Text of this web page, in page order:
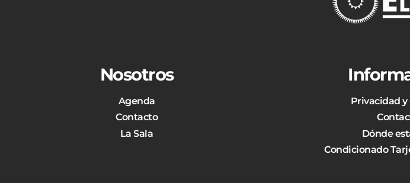
Nosotros
Agenda
Contacto
La Sala
Privacidad y
Dónde
Condicionado